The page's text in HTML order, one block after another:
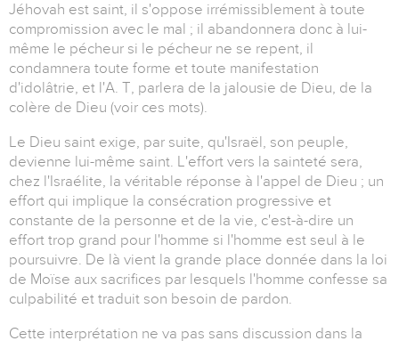
Jéhovah est saint, il s'oppose irrémissiblement à toute
compromission avec le mal ; il abandonnera donc à lui-
même le pécheur si le pécheur ne se repent, il
condamnera toute forme et toute manifestation
d'idolâtrie, et l'A. T, parlera de la jalousie de Dieu, de la
colère de Dieu (voir ces mots).
Le Dieu saint exige, par suite, qu'Israël, son peuple,
devienne lui-même saint. L'effort vers la sainteté sera,
chez l'Israélite, la véritable réponse à l'appel de Dieu ; un
effort qui implique la consécration progressive et
constante de la personne et de la vie, c'est-à-dire un
effort trop grand pour l'homme si l'homme est seul à le
poursuivre. De là vient la grande place donnée dans la loi
de Moïse aux sacrifices par lesquels l'homme confesse sa
culpabilité et traduit son besoin de pardon.
Cette interprétation ne va pas sans discussion dans la